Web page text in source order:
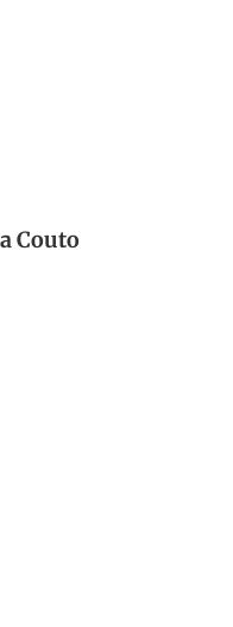
Couto